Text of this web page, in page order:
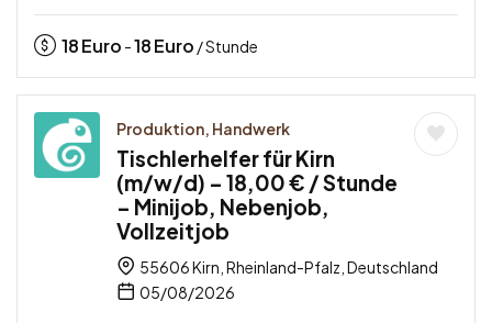
18Euro -18Euro / Stunde
Produktion, Handwerk
Tischlerhelfer für Kirn
(m/w/d) – 18,00 € / Stunde
– Minijob, Nebenjob,
Vollzeitjob
55606 Kirn, Rheinland-Pfalz, Deutschland
05/08/2026